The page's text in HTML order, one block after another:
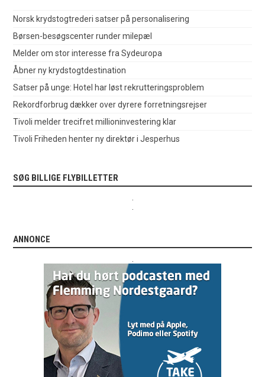
Norsk krydstogtrederi satser på personalisering
Børsen-besøgscenter runder milepæl
Melder om stor interesse fra Sydeuropa
Åbner ny krydstogtdestination
Satser på unge: Hotel har løst rekrutteringsproblem
Rekordforbrug dækker over dyrere forretningsrejser
Tivoli melder trecifret millioninvestering klar
Tivoli Friheden henter ny direktør i Jesperhus
SØG BILLIGE FLYBILLETTER
ANNONCE